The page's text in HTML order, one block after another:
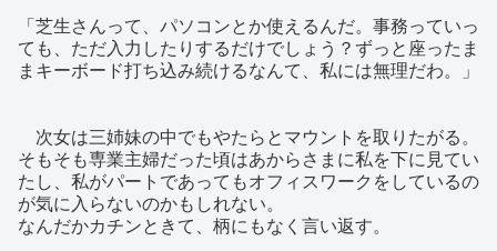
「芝生さんって、パソコンとか使えるんだ。事務っていっ
ても、ただ入力したりするだけでしょう？ずっと座ったま
まキーボード打ち込み続けるなんて、私には無理だわ。」
次女は三姉妹の中でもやたらとマウントを取りたがる。
そもそも専業主婦だった頃はあからさまに私を下に見てい
たし、私がパートであってもオフィスワークをしているの
が気に入らないのかもしれない。
なんだかカチンときて、柄にもなく言い返す。